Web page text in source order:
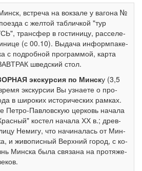
встре­ча на вок­за­ле у ва­го­на №
с жел­той таб­лич­кой "тур
транс­фер в го­сти­ни­цу, рас­се­ле­
(с 00.10). Вы­да­ча ин­форм­па­ке­
с по­дроб­ной про­грам­мой, кар­та
швед­ский стол.
экскурсия по Мин­ску (3,5
экс­кур­сии Вы узна­е­те о про­
в ши­ро­ких ис­то­ри­че­ских рам­ках.
Петро-Павловскую цер­ковь на­ча­ла
ко­стел на­ча­ла ХХ в.; древ­
Не­ми­гу, что на­чи­на­лась от Мин­
и жи­во­пис­ный Верх­ний го­род, с ко­
Мин­ска бы­ла свя­за­на на про­тя­же­